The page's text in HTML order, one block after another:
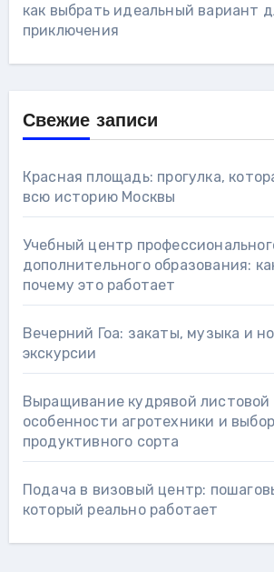
как выбрать идеальный вариант
приключения
Свежие записи
Красная площадь: прогулка,
всю историю Москвы
Учебный центр
дополнительного образования:
почему это работает
Вечерний Гоа: закаты, музыка и
экскурсии
Выращивание кудрявой листовой
особенности агротехники и выбор
продуктивного сорта
Подача в визовый центр:
который реально работает